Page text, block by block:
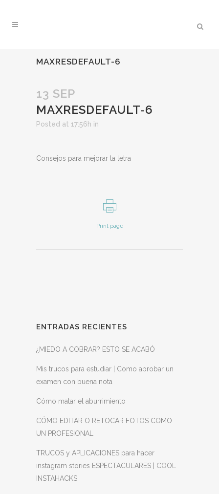
MAXRESDEFAULT-6
13 SEP
MAXRESDEFAULT-6
Posted at 17:56h in
Consejos para mejorar la letra
Print page
ENTRADAS RECIENTES
¿MIEDO A COBRAR? ESTO SE ACABÓ
Mis trucos para estudiar | Como aprobar un
examen con buena nota
Cómo matar el aburrimiento
CÓMO EDITAR O RETOCAR FOTOS COMO
UN PROFESIONAL
TRUCOS y APLICACIONES para hacer
instagram stories ESPECTACULARES | COOL
INSTAHACKS